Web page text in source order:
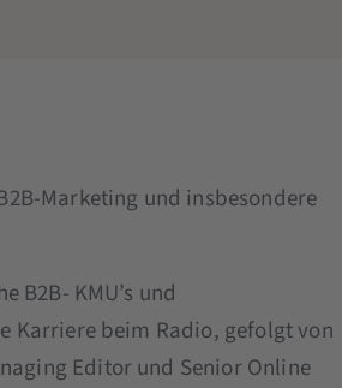
Marketing und insbesondere
B2B- KMU’s und
Karriere beim Radio, gefolgt von
Editor und Senior Online